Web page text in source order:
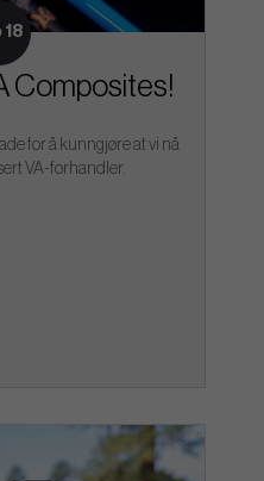
18
Composites!
for å kunngjøre at vi nå
VA-forhandler.